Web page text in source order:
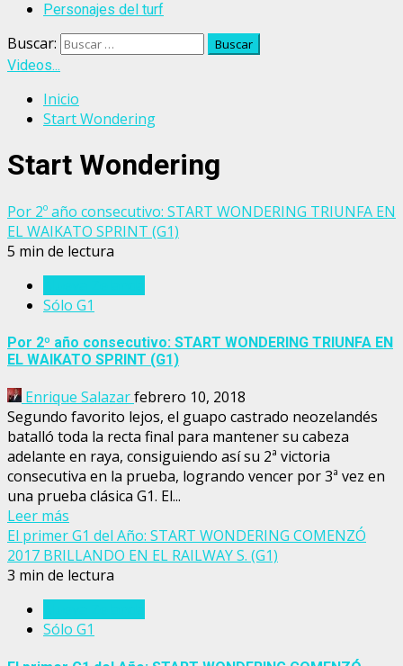
Personajes del turf
Buscar:
Videos...
Inicio
Start Wondering
Start Wondering
Por 2º año consecutivo: START WONDERING TRIUNFA EN
EL WAIKATO SPRINT (G1)
5 min de lectura
Sólo G1
Por 2º año consecutivo: START WONDERING TRIUNFA EN
EL WAIKATO SPRINT (G1)
Enrique Salazarfebrero 10, 2018
Segundo favorito lejos, el guapo castrado neozelandés
batalló toda la recta final para mantener su cabeza
adelante en raya, consiguiendo así su 2ª victoria
consecutiva en la prueba, logrando vencer por 3ª vez en
una prueba clásica G1. El...
Leer más
El primer G1 del Año: START WONDERING COMENZÓ
2017 BRILLANDO EN EL RAILWAY S. (G1)
3 min de lectura
Sólo G1